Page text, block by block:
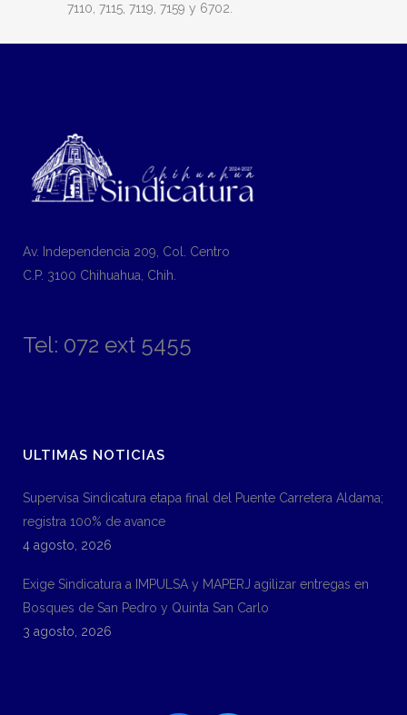
7110, 7115, 7119, 7159 y 6702.
Av. Independencia 209, Col. Centro
C.P. 3100 Chihuahua, Chih.
Tel: 072 ext 5455
ULTIMAS NOTICIAS
Supervisa Sindicatura etapa final del Puente Carretera Aldama;
registra 100% de avance
4 agosto, 2026
Exige Sindicatura a IMPULSA y MAPERJ agilizar entregas en
Bosques de San Pedro y Quinta San Carlo
3 agosto, 2026